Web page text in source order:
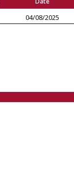
04/08/2025